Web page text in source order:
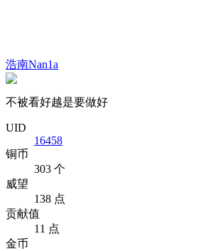
浩南Nan1a
不被看好越是要做好
UID
16458
铜币
303 个
威望
138 点
贡献值
11 点
金币